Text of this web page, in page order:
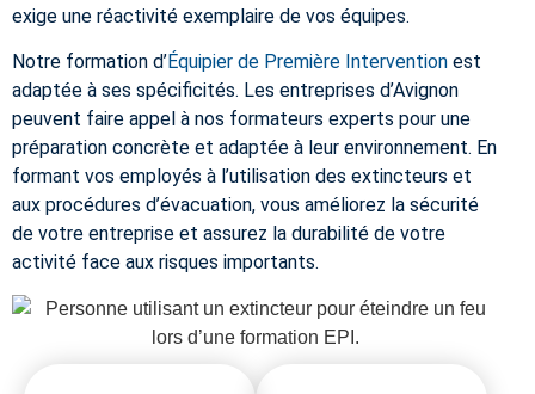
exige une réactivité exemplaire de vos équipes.
Notre formation d’Équipier de Première Intervention est
adaptée à ses spécificités. Les entreprises d’Avignon
peuvent faire appel à nos formateurs experts pour une
préparation concrète et adaptée à leur environnement. En
formant vos employés à l’utilisation des extincteurs et
aux procédures d’évacuation, vous améliorez la sécurité
de votre entreprise et assurez la durabilité de votre
activité face aux risques importants.